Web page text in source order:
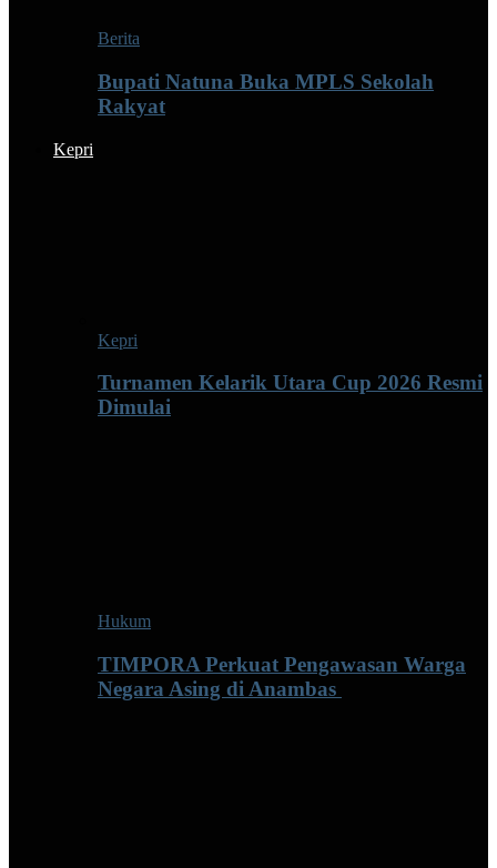
Berita
Bupati Natuna Buka MPLS Sekolah
Rakyat
Kepri
Kepri
Turnamen Kelarik Utara Cup 2026 Resmi
Dimulai
Hukum
TIMPORA Perkuat Pengawasan Warga
Negara Asing di Anambas ‎